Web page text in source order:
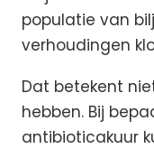
populatie van
verhoudingen
Dat betekent
hebben. Bij
antibioticakuur